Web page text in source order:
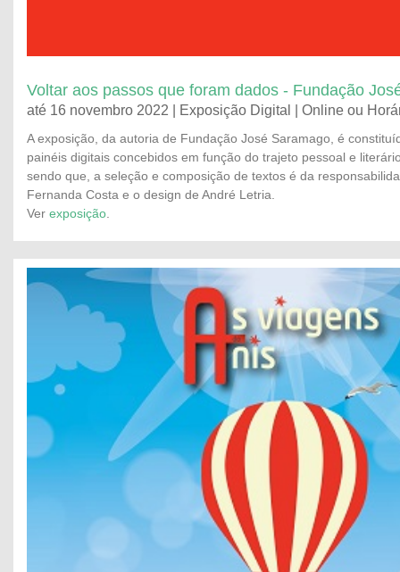
Voltar aos passos que foram dados - Fundação
até 16 novembro 2022 | Exposição Digital | Online ou
A exposição, da autoria de Fundação José Saramago, é
painéis digitais concebidos em função do trajeto pessoal e
sendo que, a seleção e composição de textos é da
Fernanda Costa e o design de André Letria.
Ver exposição